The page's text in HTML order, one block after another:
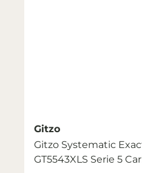
Gitzo
Gitzo Systematic
GT5543XLS Serie 5